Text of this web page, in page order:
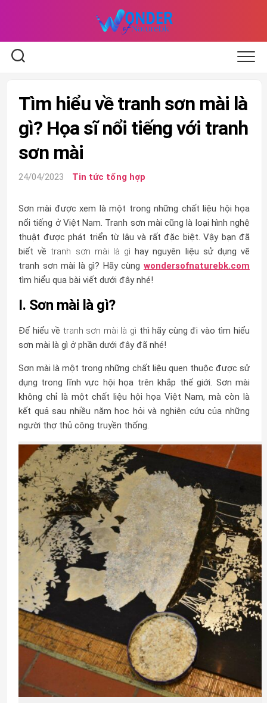
Tìm hiểu về tranh sơn mài là
gì? Họa sĩ nổi tiếng với tranh
sơn mài
24/04/2023 Tin tức tổng hợp
Sơn mài được xem là một trong những chất liệu hội họa
nổi tiếng ở Việt Nam. Tranh sơn mài cũng là loại hình nghệ
thuật được phát triển từ lâu và rất đặc biệt. Vậy bạn đã
biết vềtranh sơn mài là gì hay nguyên liệu sử dụng vẽ
tranh sơn mài là gì? Hãy cùng wondersofnaturebk.com
tìm hiểu qua bài viết dưới đây nhé!
I. Sơn mài là gì?
Để hiểu về tranh sơn mài là gì thì hãy cùng đi vào tìm hiểu
sơn mài là gì ở phần dưới đây đã nhé!
Sơn mài là một trong những chất liệu quen thuộc được sử
dụng trong lĩnh vực hội họa trên khắp thế giới. Sơn mài
không chỉ là một chất liệu hội họa Việt Nam, mà còn là
kết quả sau nhiều năm học hỏi và nghiên cứu của những
người thợ thủ công truyền thống.